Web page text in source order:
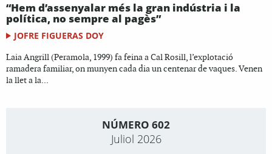
“Hem d’assenyalar més la gran indústria i la
política, no sempre al pagès”
JOFRE FIGUERAS DOY
Laia Angrill (Peramola, 1999) fa feina a Cal Rosill, l’explotació
ramadera familiar, on munyen cada dia un centenar de vaques. Venen
la llet a la...
NÚMERO 602
Juliol 2026